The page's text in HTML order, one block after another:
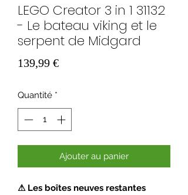
LEGO Creator 3 in 1 31132
- Le bateau viking et le
serpent de Midgard
139,99 €Prix
Quantité *
Ajouter au panier
⚠ Les boîtes neuves restantes